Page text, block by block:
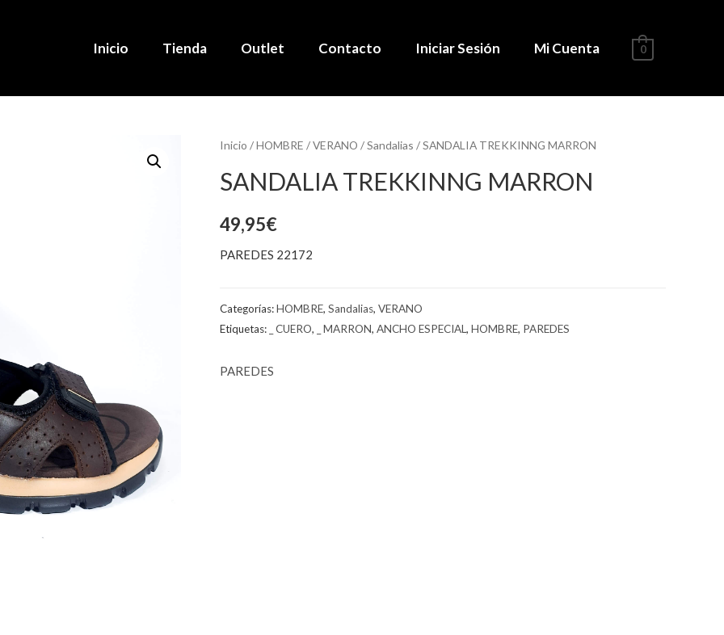
Inicio Tienda Outlet Contacto Iniciar Sesión Mi Cuenta 0
Inicio /HOMBRE /VERANO /Sandalias / SANDALIA TREKKINNG MARRON
SANDALIA TREKKINNG MARRON
49,95€
PAREDES 22172
Categorías:HOMBRE, Sandalias, VERANO
Etiquetas:
_ CUERO, _ MARRON, ANCHO ESPECIAL, HOMBRE, PAREDES
PAREDES